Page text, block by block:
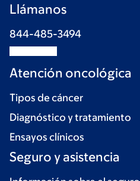
Llámanos
844-485-3494
Atención oncológica
Tipos de cáncer
Diagnóstico y tratamiento
Ensayos clínicos
Seguro y asistencia